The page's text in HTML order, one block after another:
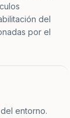
del
por el
entorno.